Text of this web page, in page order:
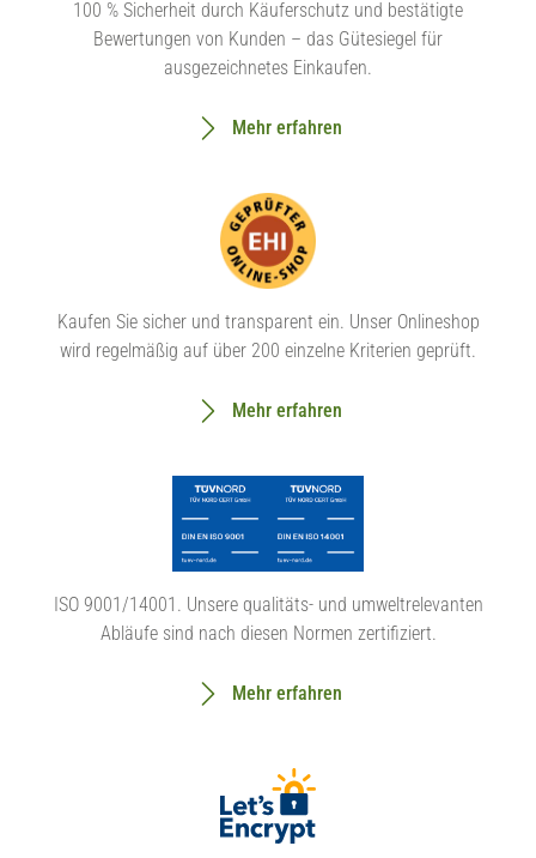
100 % Sicherheit durch Käuferschutz und bestätigte
Bewertungen von Kunden – das Gütesiegel für
ausgezeichnetes Einkaufen.
Mehr erfahren
Kaufen Sie sicher und transparent ein. Unser Onlineshop
wird regelmäßig auf über 200 einzelne Kriterien geprüft.
Mehr erfahren
ISO 9001/14001. Unsere qualitäts- und umweltrelevanten
Abläufe sind nach diesen Normen zertifiziert.
Mehr erfahren